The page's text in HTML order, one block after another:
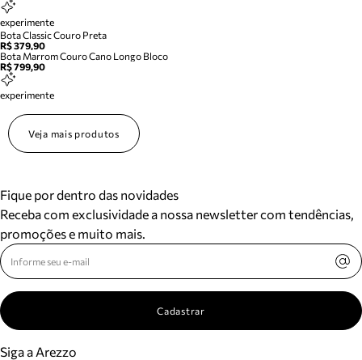
experimente
Bota Classic Couro Preta
R$ 379,90
Bota Marrom Couro Cano Longo Bloco
R$ 799,90
experimente
Veja mais produtos
Fique por dentro das novidades
Receba com exclusividade a nossa newsletter com tendências,
promoções e muito mais.
Cadastrar
Siga a Arezzo